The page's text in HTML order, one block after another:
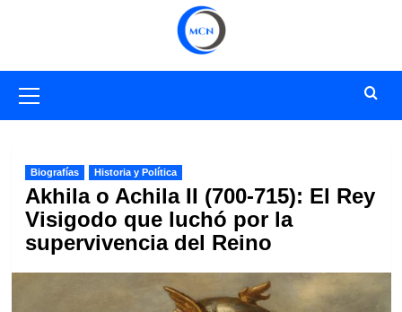
primario
Biografías Historia y Política
Akhila o Achila II (700-715): El Rey
Visigodo que luchó por la
supervivencia del Reino